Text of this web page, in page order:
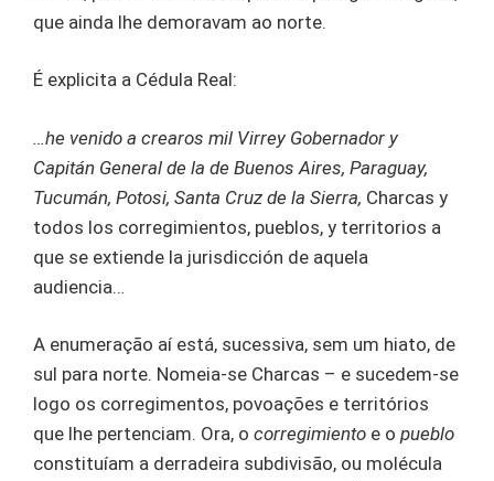
que ainda lhe demoravam ao norte.
É explicita a Cédula Real:
…he venido a crearos mil Virrey Gobernador y
Capitán General de la de Buenos Aires, Paraguay,
Tucumán, Potosi, Santa Cruz de la Sierra, Charcas y
todos los corregimientos, pueblos, y territorios a
que se extiende la jurisdicción de aquela
audiencia…
A enumeração aí está, sucessiva, sem um hiato, de
sul para norte. Nomeia-se Charcas – e sucedem-se
logo os corregimentos, povoações e territórios
que lhe pertenciam. Ora, o corregimiento e o pueblo
constituíam a derradeira subdivisão, ou molécula